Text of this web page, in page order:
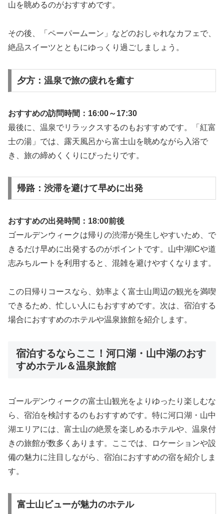
山を眺めるのがおすすめです。
その後、「ペーパームーン」などのおしゃれなカフェで、
絶品スイーツとともにゆっくり過ごしましょう。
夕方：温泉で旅の疲れを癒す
おすすめの訪問時間：16:00～17:30
最後に、温泉でリラックスするのもおすすめです。「紅富
士の湯」では、露天風呂から富士山を眺めながら入浴で
き、旅の締めくくりにぴったりです。
帰路：渋滞を避けて早めに出発
おすすめの出発時間：18:00前後
ゴールデンウィークは帰りの渋滞が発生しやすいため、で
きるだけ早めに出発するのがポイントです。山中湖ICや道
志みちルートを利用すると、混雑を避けやすくなります。
この日帰りコースなら、効率よく富士山周辺の観光を満喫
できるため、忙しい人にもおすすめです。次は、宿泊する
場合におすすめのホテルや温泉旅館を紹介します。
宿泊するならここ！河口湖・山中湖のおす
すめホテル＆温泉旅館
ゴールデンウィークの富士山観光をよりゆったり楽しむな
ら、宿泊を検討するのもおすすめです。特に河口湖・山中
湖エリアには、富士山の絶景を楽しめるホテルや、温泉付
きの旅館が数多くあります。ここでは、ロケーションや設
備の魅力に注目しながら、宿泊におすすめの宿を紹介しま
す。
富士山ビューが魅力のホテル